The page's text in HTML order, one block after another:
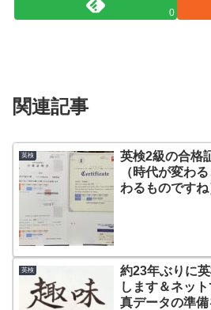
0
関連記事
英検
英検2級の合格
（時代が変わ
わるものですね
英検
約23年ぶりに
します＆ネッ
真データの準備